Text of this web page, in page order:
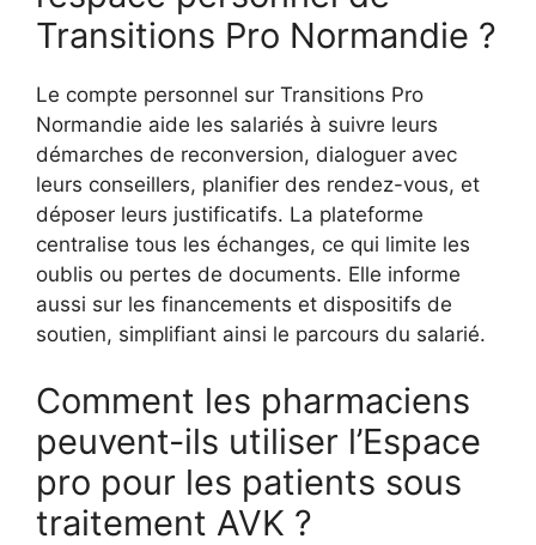
Transitions Pro Normandie ?
Le compte personnel sur Transitions Pro
Normandie aide les salariés à suivre leurs
démarches de reconversion, dialoguer avec
leurs conseillers, planifier des rendez-vous, et
déposer leurs justificatifs. La plateforme
centralise tous les échanges, ce qui limite les
oublis ou pertes de documents. Elle informe
aussi sur les financements et dispositifs de
soutien, simplifiant ainsi le parcours du salarié.
Comment les pharmaciens
peuvent-ils utiliser l’Espace
pro pour les patients sous
traitement AVK ?